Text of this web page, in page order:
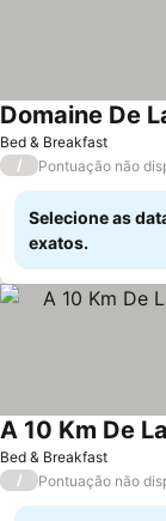
Bed & Breakfast
Domaine De
/ Pontuação não
Selecione as
exatos.
Bed & Breakfast
/ Pontuação não